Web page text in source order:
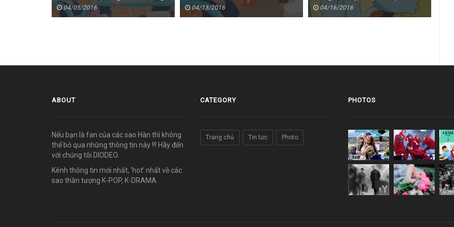
04/05/2016
teaser
04/13/2016 04/16/2016
ABOUT
Nếu bạn là fan của các sao Hàn thì không
thể bỏ qua những thông tin này !!! Hãy đến
với chúng tôi DIODEO.
Kênh thông tin mới nhất, ‘hot’ nhất về các
sao thần tượng K-POP, K-DRAMA.
CATEGORY
Trang chủ Tin tức Photo
PHOTOS